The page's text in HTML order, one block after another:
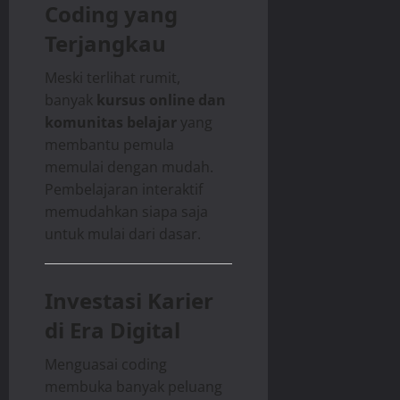
Coding yang
Terjangkau
Meski terlihat rumit,
banyak kursus online dan
komunitas belajar yang
membantu pemula
memulai dengan mudah.
Pembelajaran interaktif
memudahkan siapa saja
untuk mulai dari dasar.
Investasi Karier
di Era Digital
Menguasai coding
membuka banyak peluang